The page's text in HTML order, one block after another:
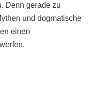
Denn gerade zu
und dogmatische
einen